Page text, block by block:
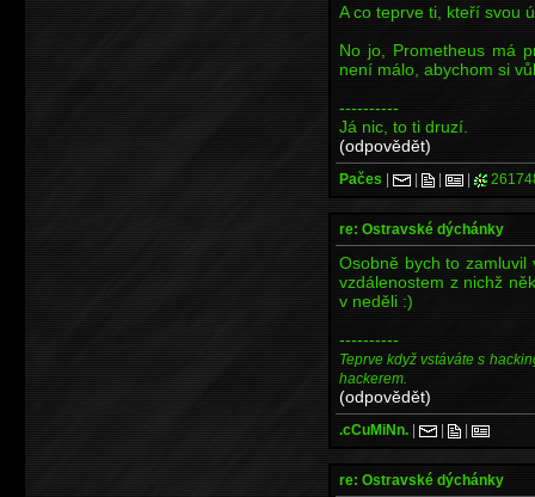
A co teprve ti, kteří svou
No jo, Prometheus má
není málo, abychom si
----------
Já nic, to ti druzí.
(odpovědět)
Pačes | | | |
re: Ostravské dýchánky
Osobně bych to zamluvil
vzdálenostem z nichž
v neděli :)
----------
Teprve když vstáváte s
hackerem.
(odpovědět)
.cCuMiNn. | | |
re: Ostravské dýchánky